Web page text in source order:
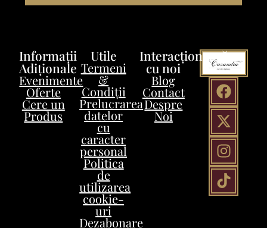
Interacționează
cu noi
Blog
Contact
Despre
Noi
Utile
Termeni
&
Condiții
Prelucrarea
datelor
cu
caracter
personal
Politica
de
utilizarea
cookie-
uri
Dezabonare
Informații
Adiționale
Evenimente
Oferte
Cere un
Produs